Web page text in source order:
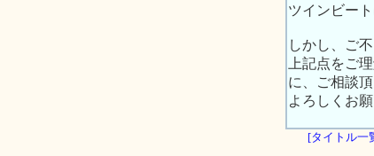
ツインビー
しかし、ご
上記点をご
に、ご相談
よろしくお
[タイトル一